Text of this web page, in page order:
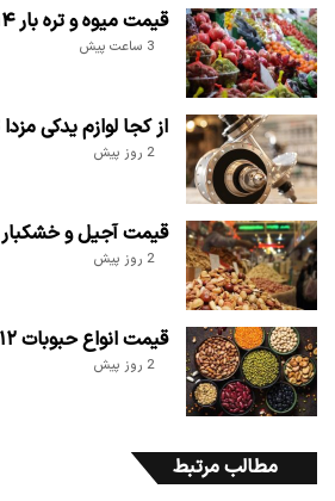
قیمت میوه و تره بار ۱۴ مرداد ۱۴۰۵
3 ساعت پیش
از کجا لوازم یدکی مزدا 3 قدیم بخریم؟
2 روز پیش
قیمت آجیل و خشکبار ۱۲ مرداد ۱۴۰۵
2 روز پیش
قیمت انواع حبوبات ۱۲ مرداد ۱۴۰۵
2 روز پیش
مطالب مرتبط